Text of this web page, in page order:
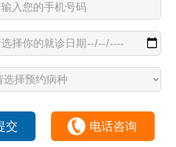
交 电话咨询